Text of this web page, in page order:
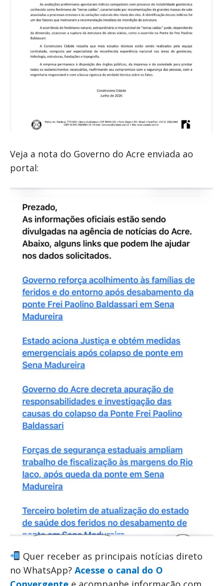
Veja a nota do Governo do Acre enviada ao
portal:
Quer receber as principais notícias direto
no WhatsApp? Acesse o canal do O